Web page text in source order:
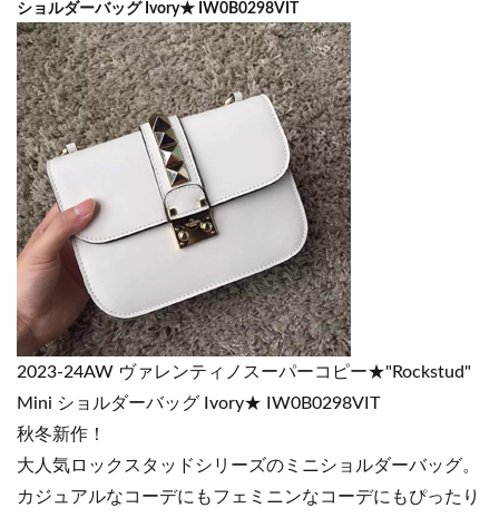
ショルダーバッグ Ivory★ IW0B0298VIT
2023-24AW ヴァレンティノスーパーコピー★"Rockstud"
Mini ショルダーバッグ Ivory★ IW0B0298VIT
秋冬新作！
大人気ロックスタッドシリーズのミニショルダーバッグ。
カジュアルなコーデにもフェミニンなコーデにもぴったり